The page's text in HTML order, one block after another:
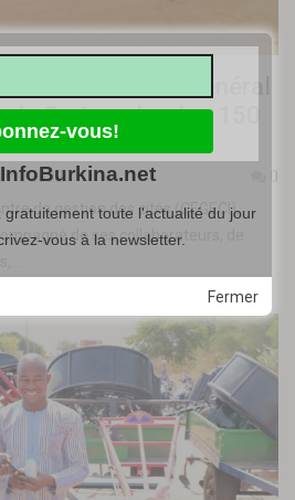
: le Directeur Général
la 2e tranche des 150
2022
0
de gestion des cités (CEGECI),
de ses collaborateurs, de
Fermer
toute l'actualité du jour
vous à la newsletter.